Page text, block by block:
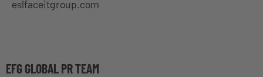
eslfaceitgroup.com
EFG GLOBAL PR TEAM